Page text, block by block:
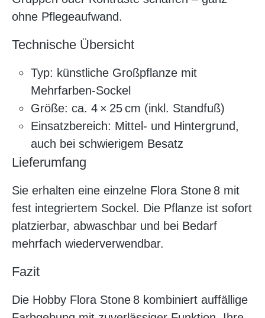
ohne Pflegeaufwand.
Technische Übersicht
Typ: künstliche Großpflanze mit
Mehrfarben-Sockel
Größe: ca. 4 × 25 cm (inkl. Standfuß)
Einsatzbereich: Mittel- und Hintergrund,
auch bei schwierigem Besatz
Lieferumfang
Sie erhalten eine einzelne Flora Stone 8 mit
fest integriertem Sockel. Die Pflanze ist sofort
platzierbar, abwaschbar und bei Bedarf
mehrfach wiederverwendbar.
Fazit
Die Hobby Flora Stone 8 kombiniert auffällige